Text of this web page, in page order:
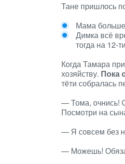
Тане пришлось
Мама больше
Димка всё
тогда на 12-
Когда Тамара
хозяйству. Пока
тёти собралась
— Тома, очнись!
Посмотри на
— Я совсем без
— Можешь!